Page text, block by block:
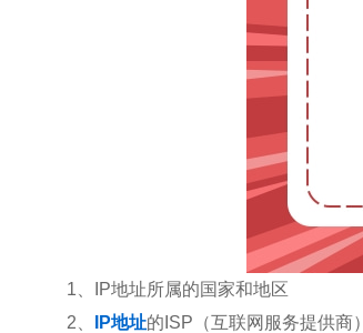
1、IP地址所属的国家和地区
2、
IP地址的ISP（互联网服务提供商）